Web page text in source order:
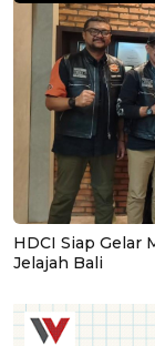
HDCI Siap Gelar
Jelajah Bali